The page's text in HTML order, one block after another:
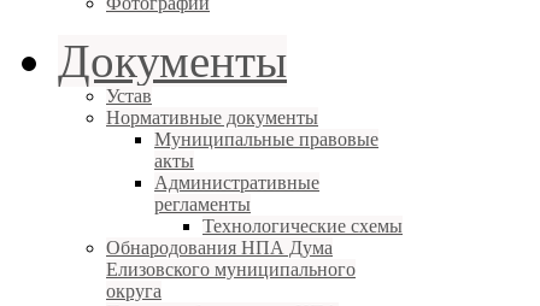
Документы
Устав
Нормативные документы
Муниципальные правовые
акты
Административные
регламенты
Технологические схемы
Обнародования НПА Дума
Елизовского муниципального
округа